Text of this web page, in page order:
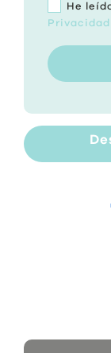
He
Privacidad